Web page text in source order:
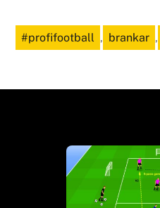
#profifootball , brankar ,